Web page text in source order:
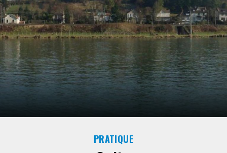
PRATIQUE